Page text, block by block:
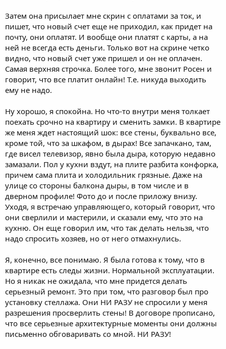
Затем она присылает мне скрин с оплатами за ток, и
пишет, что новый счет еще не приходил, как придет на
почту, они оплатят. И вообще они платят с карты, а на
ней не всегда есть деньги. Только вот на скрине четко
видно, что новый счет уже пришел и он не оплачен.
Самая верхняя строчка. Более того, мне звонит Росен и
говорит, что все платит онлайн! Т.е. никуда выходить
ему не надо.
Ну хорошо, я спокойна. Но что-то внутри меня толкает
поехать срочно на квартиру и сменить замки. В квартире
же меня ждет настоящий шок: все стены, буквально все,
кроме той, что за шкафом, в дырах! Все запачкано, там,
где висел телевизор, явно была дыра, которую недавно
замазали. Пол у кухни вздут, на плите разбита конфорка,
причем сама плита и холодильник грязные. Даже на
улице со стороны балкона дыры, в том числе и в
дверном профиле! Фото до и после приложу внизу.
Уходя, я встречаю управляющего, который говорит, что
они сверлили и мастерили, и сказали ему, что это на
кухню. Он еще говорил им, что так делать нельзя, что
надо спросить хозяев, но от него отмахнулись.
Я, конечно, все понимаю. Я была готова к тому, что в
квартире есть следы жизни. Нормальной эксплуатации.
Но я никак не ожидала, что мне придется делать
серьезный ремонт. Это при том, что разговор был про
установку стеллажа. Они НИ РАЗУ не спросили у меня
разрешения просверлить стены! В договоре прописано,
что все серьезные архитектурные моменты они должны
письменно обговаривать со мной. НИ РАЗУ!